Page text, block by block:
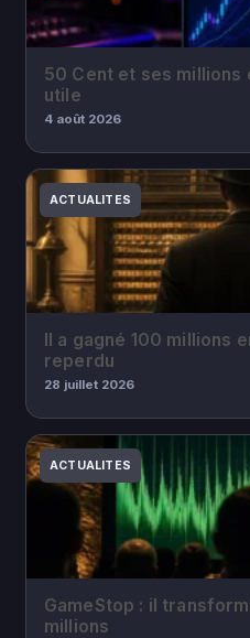
50 Cent et ses millions
utile
4 août 2026
ACTUALITES
Il a gagné 100 millions
reperdu
28 juillet 2026
ACTUALITES
GameStop : il
millions